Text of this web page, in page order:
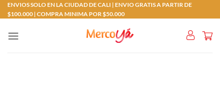
Saltar
al
ENVIOS SOLO EN LA CIUDAD DE CALI | ENVIO GRATIS A PARTIR DE
$100.000 | COMPRA MINIMA POR $50.000